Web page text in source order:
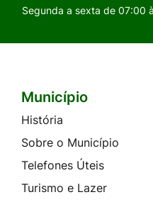
Segunda a sexta de 07:00
Seção do Rodapé e
Município
História
Sobre o Município
Telefones Úteis
Turismo e Lazer